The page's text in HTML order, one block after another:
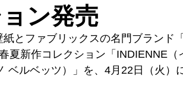
ン発売
とファブリックスの名門ブランド
夏新作コレクション「INDIENNE（
ベルベッツ）」を、4月22日（火）